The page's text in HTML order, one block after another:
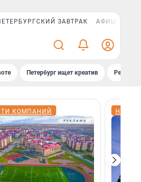
ЗАВТРАК АФИША PLUS
Петербург ищет креатив
КОМПАНИЙ